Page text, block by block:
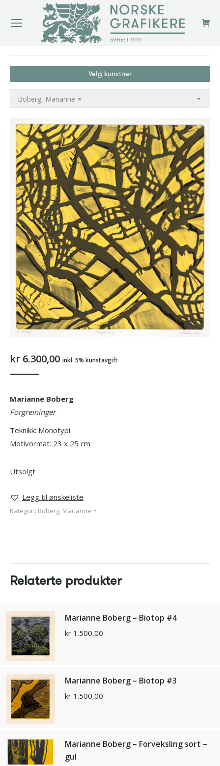
Velg kunstner
×
Boberg, Marianne
kr 6.300,00 inkl. 5% kunstavgift
Marianne Boberg
Forgreininger
Teknikk: Monotypi
Motivormat: 23 x 25 cm
Utsolgt
Legg til ønskeliste
Kategori: Boberg, Marianne
Relaterte produkter
Marianne Boberg – Biotop #4
kr 1.500,00
Marianne Boberg – Biotop #3
kr 1.500,00
Marianne Boberg – Forveksling sort –
gul